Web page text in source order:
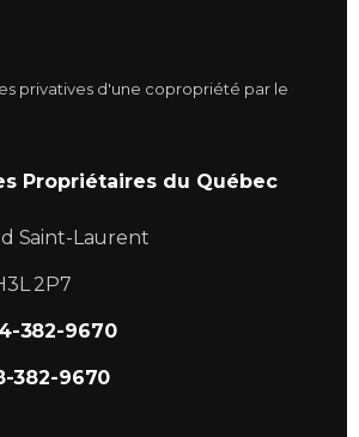
privatives d'une copropriété par le
Propriétaires du Québec
Saint-Laurent
2P7
382-9670
382-9670